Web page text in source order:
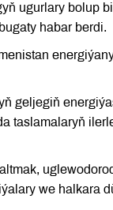
ugurlary bolup
habar berdi.
geljegiň
taslamalaryň
we halkara